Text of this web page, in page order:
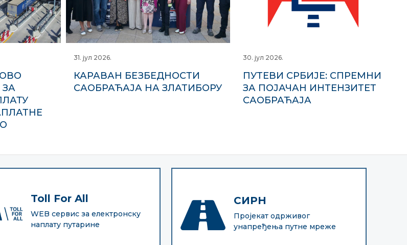
31. јул 2026.
КАРАВАН БЕЗБЕДНОСТИ
САОБРАЋАЈА НА ЗЛАТИБОРУ
30. јул 2026.
ПУТЕВИ СРБИЈЕ: СПРЕМНИ
ЗА ПОЈАЧАН ИНТЕНЗИТЕТ
САОБРАЋАЈА
Toll For All
WEB сервис за електронску
наплату путарине
СИРН
Пројекат одрживог
унапређења путне мреже